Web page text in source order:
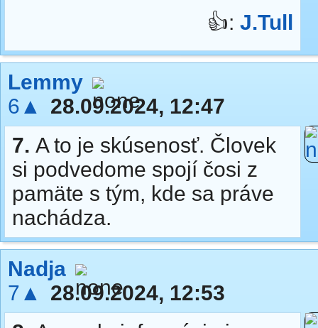
👍: J.Tull
Lemmy
6▲
28.09.2024, 12:47
7. A to je skúsenosť. Človek
si podvedome spojí čosi z
pamäte s tým, kde sa práve
nachádza.
Nadja
7▲
28.09.2024, 12:53